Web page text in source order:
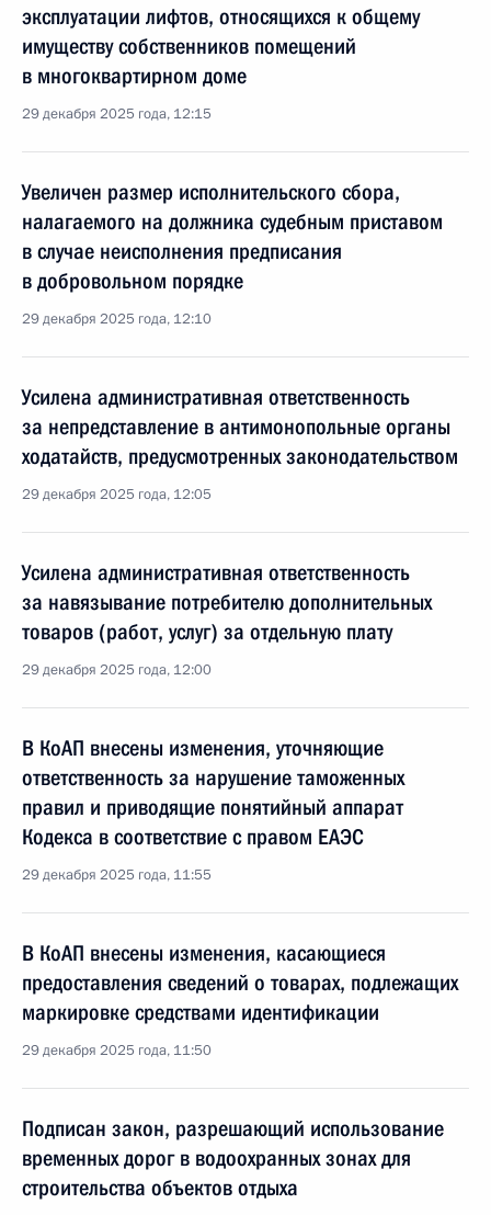
эксплуатации лифтов, относящихся к общему
имуществу собственников помещений
в многоквартирном доме
29 декабря 2025 года, 12:15
Увеличен размер исполнительского сбора,
налагаемого на должника судебным приставом
в случае неисполнения предписания
в добровольном порядке
29 декабря 2025 года, 12:10
Усилена административная ответственность
за непредставление в антимонопольные органы
ходатайств, предусмотренных законодательством
29 декабря 2025 года, 12:05
Усилена административная ответственность
за навязывание потребителю дополнительных
товаров (работ, услуг) за отдельную плату
29 декабря 2025 года, 12:00
В КоАП внесены изменения, уточняющие
ответственность за нарушение таможенных
правил и приводящие понятийный аппарат
Кодекса в соответствие с правом ЕАЭС
29 декабря 2025 года, 11:55
В КоАП внесены изменения, касающиеся
предоставления сведений о товарах, подлежащих
маркировке средствами идентификации
29 декабря 2025 года, 11:50
Подписан закон, разрешающий использование
временных дорог в водоохранных зонах для
строительства объектов отдыха